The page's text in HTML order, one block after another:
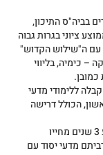
בביה"ס התיכון,
ציוני בגרות גבוה
עם ה"שילוש הקדוש"
– כימיה, בליווי
ללימודי מדעי
הכולל דרישה
כעת נדרש התלמיד להשקיע 3 שנים מחייו
מדעי יסוד עם